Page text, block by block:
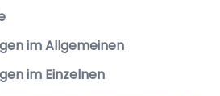
im Allgemeinen
im Einzelnen